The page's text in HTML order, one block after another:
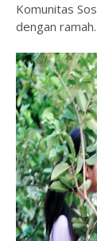
Komunitas
dengan ramah.